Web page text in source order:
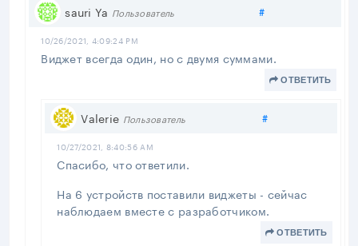
sauri Ya Пользователь #Поделиться
10/26/2021, 4:09:24 PM
Виджет всегда один, но с двумя суммами.
ОТВЕТИТЬ
Valerie Пользователь #Поделиться
10/27/2021, 8:40:56 AM
Спасибо, что ответили.
На 6 устройств поставили виджеты - сейчас
наблюдаем вместе с разработчиком.
ОТВЕТИТЬ